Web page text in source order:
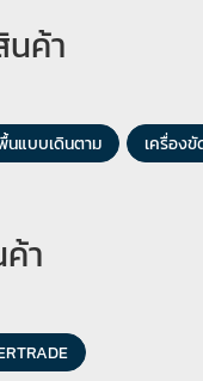
ค้า
นแบบเดินตาม เครื่อง
า